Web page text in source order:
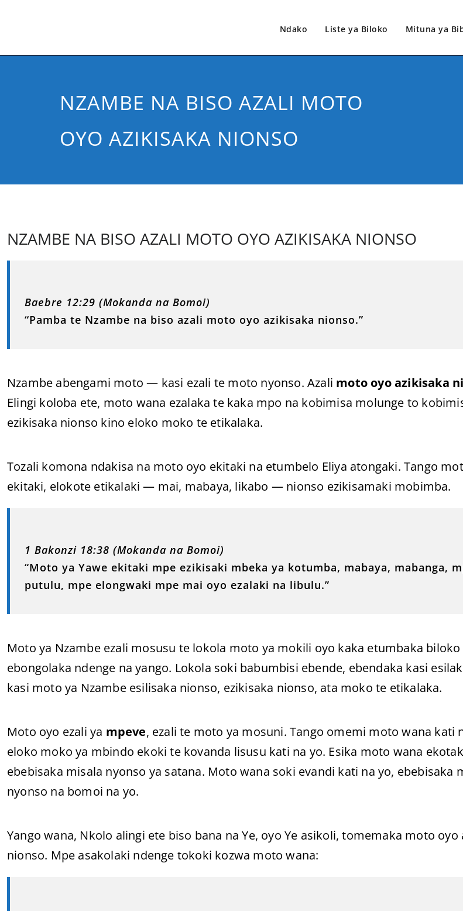
Ndako Liste ya Biloko Mituna ya
NZAMBE NA BISO AZALI MOTO
OYO AZIKISAKA NIONSO
NZAMBE NA BISO AZALI MOTO OYO AZIKISAKA NIONSO
Baebre 12:29 (Mokanda na Bomoi)
“Pamba te Nzambe na biso azali moto oyo azikisaka nionso.”
Nzambe abengami moto — kasi ezali te moto nyonso. Azali moto oyo azikisaka
Elingi koloba ete, moto wana ezalaka te kaka mpo na kobimisa molunge to
ezikisaka nionso kino eloko moko te etikalaka.
Tozali komona ndakisa na moto oyo ekitaki na etumbelo Eliya atongaki. Tango
ekitaki, elokote etikalaki — mai, mabaya, likabo — nionso ezikisamaki mobimba.
1 Bakonzi 18:38 (Mokanda na Bomoi)
“Moto ya Yawe ekitaki mpe ezikisaki mbeka ya kotumba, mabaya, mabanga,
putulu, mpe elongwaki mpe mai oyo ezalaki na libulu.”
Moto ya Nzambe ezali mosusu te lokola moto ya mokili oyo kaka etumbaka
ebongolaka ndenge na yango. Lokola soki babumbisi ebende, ebendaka kasi
kasi moto ya Nzambe esilisaka nionso, ezikisaka nionso, ata moko te etikalaka.
Moto oyo ezali ya mpeve, ezali te moto ya mosuni. Tango omemi moto wana kati
eloko moko ya mbindo ekoki te kovanda lisusu kati na yo. Esika moto wana
ebebisaka misala nyonso ya satana. Moto wana soki evandi kati na yo, ebebisaka
nyonso na bomoi na yo.
Yango wana, Nkolo alingi ete biso bana na Ye, oyo Ye asikoli, tomemaka moto oyo
nionso. Mpe asakolaki ndenge tokoki kozwa moto wana: